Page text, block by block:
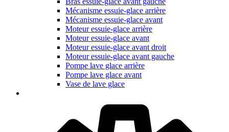
Mécanisme essuie-glace arrière
Mécanisme essuie-glace avant
Moteur essuie-glace arrière
Moteur essuie-glace avant
Moteur essuie-glace avant droit
Moteur essuie-glace avant gauche
Pompe lave glace arrière
Pompe lave glace avant
Vase de lave glace